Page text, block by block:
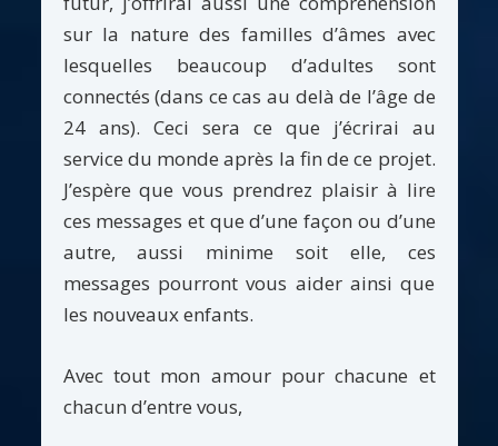
sur la nature des familles d’âmes avec
lesquelles beaucoup d’adultes sont
connectés (dans ce cas au delà de l’âge de
24 ans). Ceci sera ce que j’écrirai au
service du monde après la fin de ce projet.
J’espère que vous prendrez plaisir à lire
ces messages et que d’une façon ou d’une
autre, aussi minime soit elle, ces
messages pourront vous aider ainsi que
les nouveaux enfants.
Avec tout mon amour pour chacune et
chacun d’entre vous,